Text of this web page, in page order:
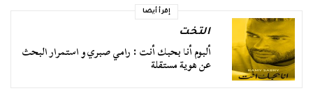
إقرأ أيضا
التخت
ألبوم أنا بحبك أنت : رامي صبري و استمرار البحث
عن هوية مستقلة